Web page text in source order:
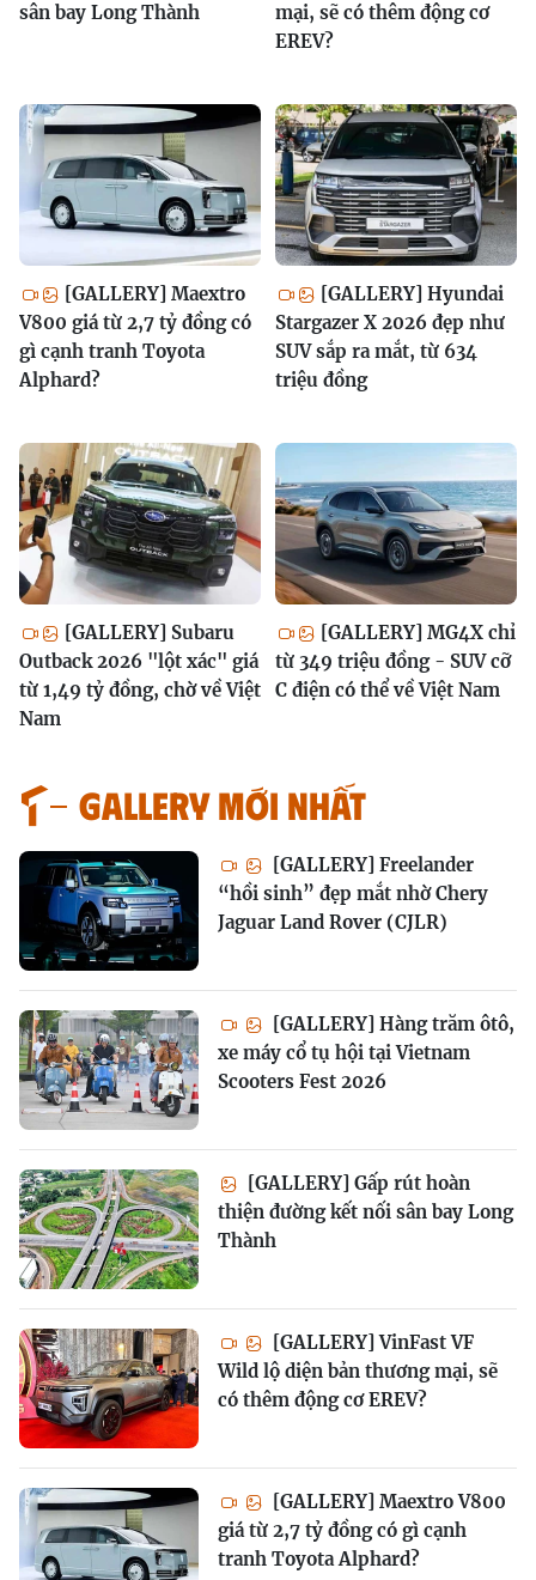
sân bay Long Thành
mại, sẽ có thêm động cơ
EREV?
[GALLERY] Maextro
V800 giá từ 2,7 tỷ đồng có
gì cạnh tranh Toyota
Alphard?
[GALLERY] Hyundai
Stargazer X 2026 đẹp như
SUV sắp ra mắt, từ 634
triệu đồng
[GALLERY] Subaru
Outback 2026 "lột xác" giá
từ 1,49 tỷ đồng, chờ về Việt
Nam
[GALLERY] MG4X chỉ
từ 349 triệu đồng - SUV cỡ
C điện có thể về Việt Nam
GALLERY MỚI NHẤT
[GALLERY] Freelander
“hồi sinh” đẹp mắt nhờ Chery
Jaguar Land Rover (CJLR)
[GALLERY] Hàng trăm ôtô,
xe máy cổ tụ hội tại Vietnam
Scooters Fest 2026
[GALLERY] Gấp rút hoàn
thiện đường kết nối sân bay Long
Thành
[GALLERY] VinFast VF
Wild lộ diện bản thương mại, sẽ
có thêm động cơ EREV?
[GALLERY] Maextro V800
giá từ 2,7 tỷ đồng có gì cạnh
tranh Toyota Alphard?